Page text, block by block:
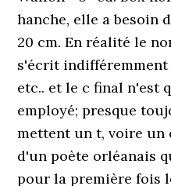
hanche, elle a besoin
20 cm. En réalité le
s'écrit indifféremment
etc.. et le c final n'est
employé; presque
mettent un t, voire un
d'un poète orléanais
pour la première fois